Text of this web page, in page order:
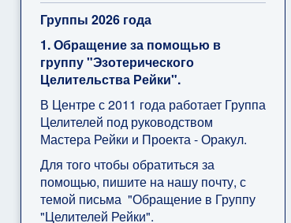
Группы 2026 года
1. Обращение за помощью в
группу "Эзотерического
Целительства Рейки".
В Центре с 2011 года работает Группа
Целителей под руководством
Мастера Рейки и Проекта - Оракул.
Для того чтобы обратиться за
помощью, пишите на нашу почту, с
темой письма "Обращение в Группу
"Целителей Рейки".